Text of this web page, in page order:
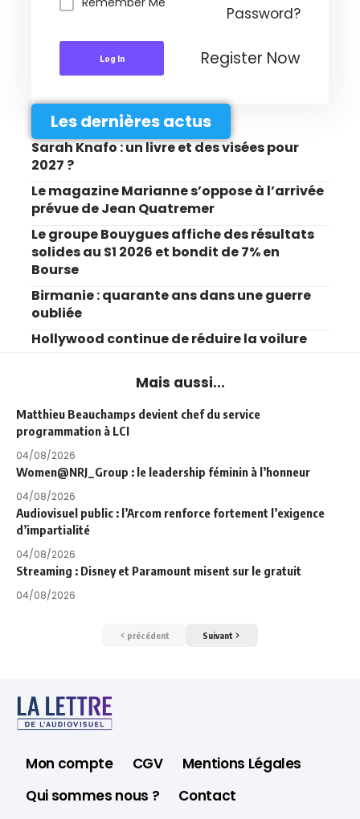
Password?
Log In Register Now
Les dernières actus
Sarah Knafo : un livre et des visées pour
2027 ?
Le magazine Marianne s’oppose à l’arrivée
prévue de Jean Quatremer
Le groupe Bouygues affiche des résultats
solides au S1 2026 et bondit de 7% en
Bourse
Birmanie : quarante ans dans une guerre
oubliée
Hollywood continue de réduire la voilure
Mais aussi...
Matthieu Beauchamps devient chef du service
programmation à LCI
04/08/2026
Women@NRJ_Group : le leadership féminin à l’honneur
04/08/2026
Audiovisuel public : l’Arcom renforce fortement l’exigence
d’impartialité
04/08/2026
Streaming : Disney et Paramount misent sur le gratuit
04/08/2026
précédent Suivant
Mon compte CGV
Mentions Légales
Qui sommes nous ?
Contact